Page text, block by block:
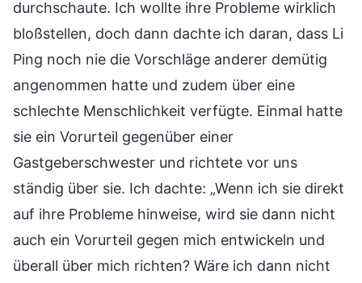
durchschaute. Ich wollte ihre Probleme wirklich
bloßstellen, doch dann dachte ich daran, dass Li
Ping noch nie die Vorschläge anderer demütig
angenommen hatte und zudem über eine
schlechte Menschlichkeit verfügte. Einmal hatte
sie ein Vorurteil gegenüber einer
Gastgeberschwester und richtete vor uns
ständig über sie. Ich dachte: „Wenn ich sie direkt
auf ihre Probleme hinweise, wird sie dann nicht
auch ein Vorurteil gegen mich entwickeln und
überall über mich richten? Wäre ich dann nicht